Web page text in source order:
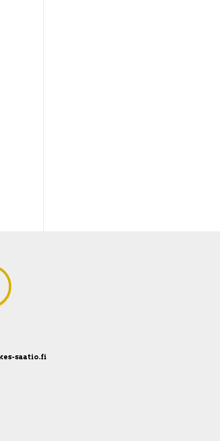
saatio.fi